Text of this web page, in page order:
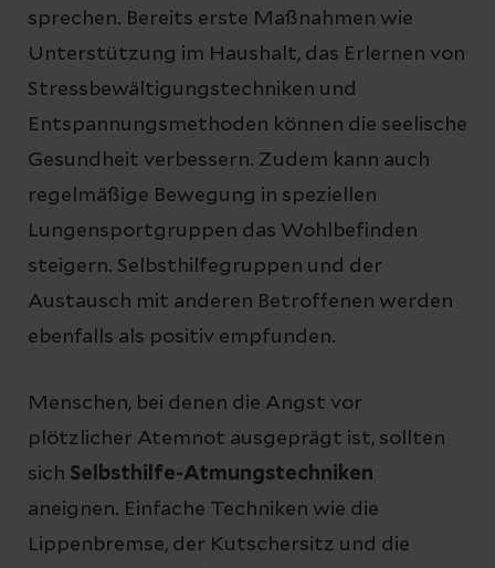
sprechen. Bereits erste Maßnahmen wie
Unterstützung im Haushalt, das Erlernen von
Stressbewältigungstechniken und
Entspannungsmethoden können die seelische
Gesundheit verbessern. Zudem kann auch
regelmäßige Bewegung in speziellen
Lungensportgruppen das Wohlbefinden
steigern. Selbsthilfegruppen und der
Austausch mit anderen Betroffenen werden
ebenfalls als positiv empfunden.
Menschen, bei denen die Angst vor
plötzlicher Atemnot ausgeprägt ist, sollten
sich Selbsthilfe-Atmungstechniken
aneignen. Einfache Techniken wie die
Lippenbremse, der Kutschersitz und die